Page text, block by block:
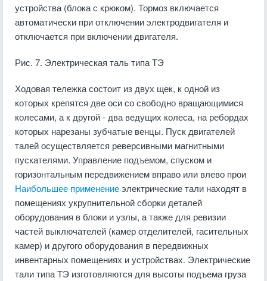
устройства (блока с крюком). Тормоз включается
автоматически при отключении электродвигателя и
отключается при включении двигателя.
Рис. 7. Электрическая таль типа ТЭ
Ходовая тележка состоит из двух щек, к одной из
которых крепятся две оси со свободно вращающимися
колесами, а к другой - два ведущих колеса, на ребордах
которых нарезаны зубчатые венцы. Пуск двигателей
талей осуществляется реверсивными магнитными
пускателями. Управление подъемом, спуском и
горизонтальным передвижением вправо или влево прои
Наибольшее применениеэлектрические тали находят в
помещениях укрупнительной сборки деталей
оборудования в блоки и узлы, а также для ревизии
частей выключателей (камер отделителей, гасительных
камер) и другого оборудования в передвижных
инвентарных помещениях и устройствах. Электрические
тали типа ТЭ изготовляются для высоты подъема груза